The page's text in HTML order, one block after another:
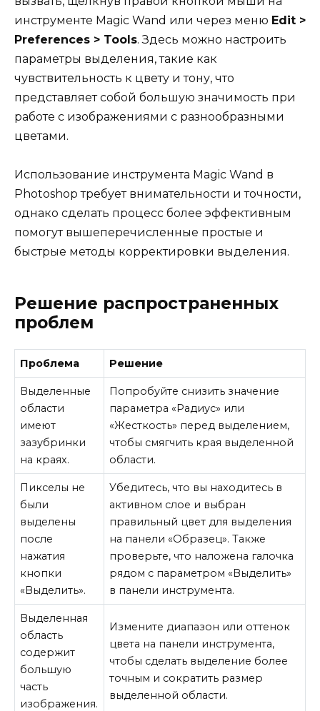
инструменте Magic Wand или через меню Edit >
Preferences > Tools. Здесь можно настроить
параметры выделения, такие как
чувствительность к цвету и тону, что
представляет собой большую значимость при
работе с изображениями с разнообразными
цветами.
Использование инструмента Magic Wand в
Photoshop требует внимательности и точности,
однако сделать процесс более эффективным
помогут вышеперечисленные простые и
быстрые методы корректировки выделения.
Решение распространенных
проблем
Проблема Решение
Выделенные
области
имеют
зазубринки
на краях.
Попробуйте снизить значение
параметра «Радиус» или
«Жесткость» перед выделением,
чтобы смягчить края выделенной
области.
Пикселы не
были
выделены
после
нажатия
кнопки
«Выделить».
Убедитесь, что вы находитесь в
активном слое и выбран
правильный цвет для выделения
на панели «Образец». Также
проверьте, что наложена галочка
рядом с параметром «Выделить»
в панели инструмента.
Выделенная
область
содержит
большую
часть
изображения.
Измените диапазон или оттенок
цвета на панели инструмента,
чтобы сделать выделение более
точным и сократить размер
выделенной области.